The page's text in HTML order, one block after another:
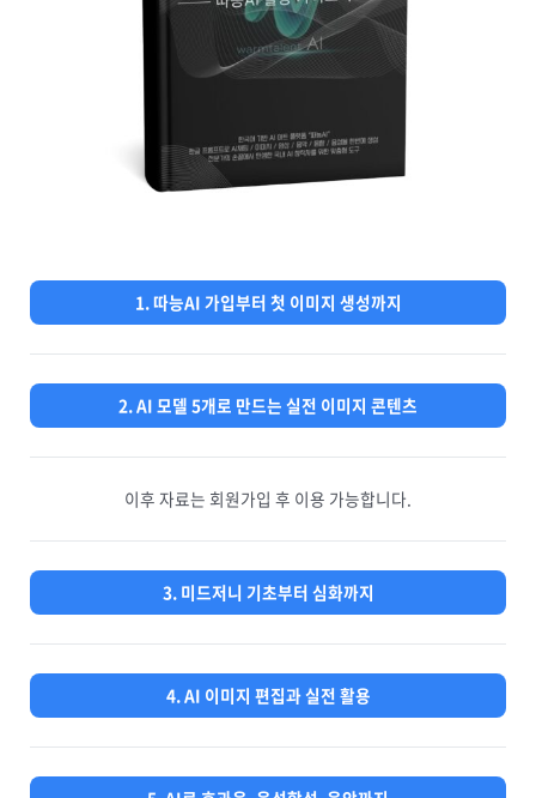
1. 따능AI 가입부터 첫 이미지 생성까지
2. AI 모델 5개로 만드는 실전 이미지 콘텐츠
이후 자료는 회원가입 후 이용 가능합니다.
3. 미드저니 기초부터 심화까지
4. AI 이미지 편집과 실전 활용